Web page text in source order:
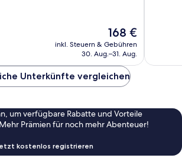
Der
Preis
beträgt
168 €
inkl. Steuern & Gebühren
30. Aug.–31. Aug.
Unterkünfte vergleichen
um verfügbare Rabatte und Vorteile
Prämien für noch mehr Abenteuer!
kostenlos registrieren